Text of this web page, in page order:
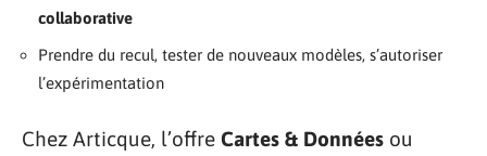
collaborative
Prendre du recul, tester de nouveaux modèles, s’autoriser
l’expérimentation
Chez Articque, l’offre Cartes & Données ou